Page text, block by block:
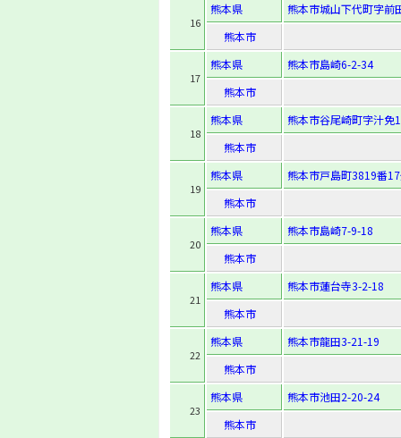
16
熊本県
熊本市城山下代町字前
熊本市
17
熊本県
熊本市島崎6-2-34
熊本市
18
熊本県
熊本市谷尾崎町字汁免
熊本市
19
熊本県
熊本市戸島町3819番
熊本市
20
熊本県
熊本市島崎7-9-18
熊本市
21
熊本県
熊本市蓮台寺3-2-18
熊本市
22
熊本県
熊本市龍田3-21-19
熊本市
23
熊本県
熊本市池田2-20-24
熊本市